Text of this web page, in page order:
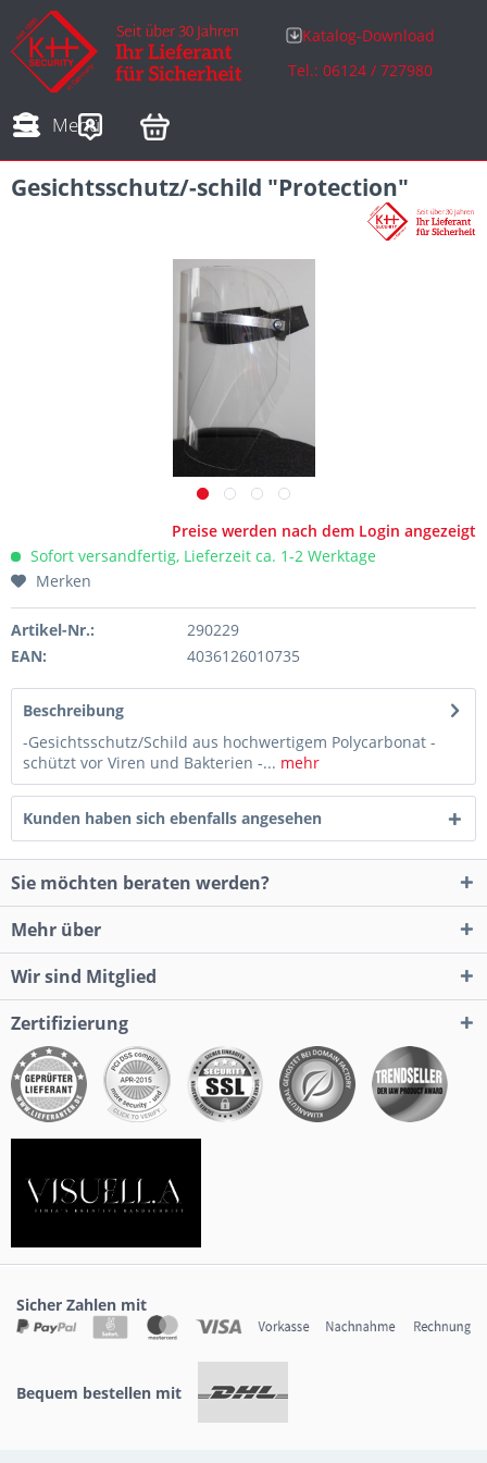
Katalog-Download
Tel.: 06124 / 727980
Menü
Adressen
Gesichtsschutz/-schild "Protection"
Preise werden nach dem Login angezeigt
Sofort versandfertig, Lieferzeit ca. 1-2 Werktage
Merken
Artikel-Nr.:
290229
EAN:
4036126010735
Beschreibung
-Gesichtsschutz/Schild aus hochwertigem Polycarbonat -
schützt vor Viren und Bakterien -... mehr
Kunden haben sich ebenfalls angesehen
Sie möchten beraten werden?
Mehr über
Wir sind Mitglied
Zertifizierung
Sicher Zahlen mit
Bequem bestellen mit